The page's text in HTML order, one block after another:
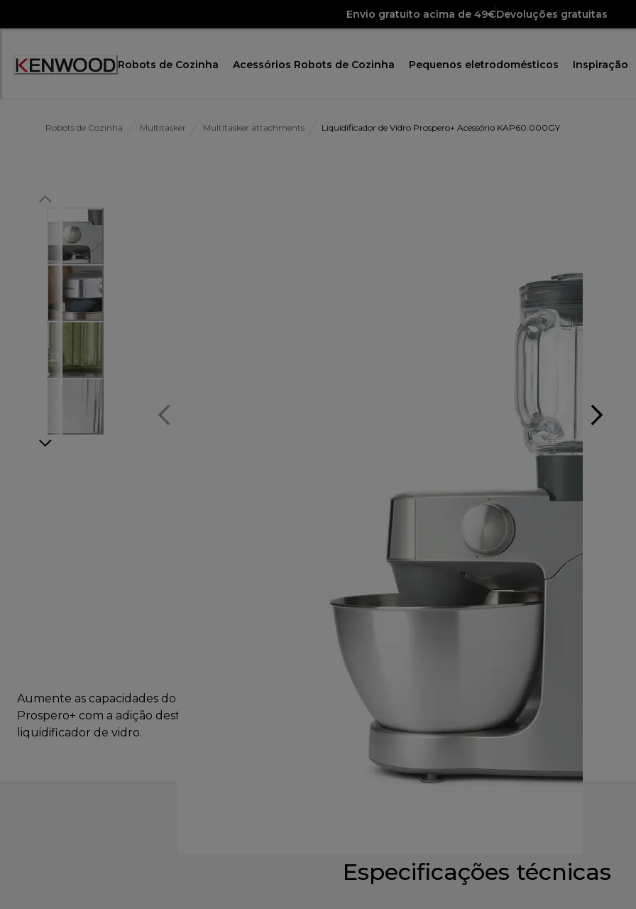
Envio gratuito acima de 49€Devoluções gratuitas
Robots de Cozinha Acessórios Robots de Cozinha Pequenos eletrodomésticos Inspiração
Robots de Cozinha Multitasker Multitasker attachments Liquidificador de Vidro Prospero+ Acessório KAP60.000GY
Aumente as capacidades do seu robot de cozinha
Prospero+ com a adição deste prático acessório de
liquidificador de vidro.
Especificações técnicas